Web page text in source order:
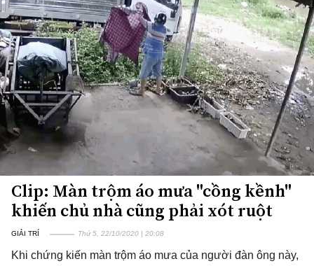
Clip: Màn trộm áo mưa "cồng kềnh"
khiến chủ nhà cũng phải xót ruột
GIẢI TRÍ Thứ 5, 22/10/2020 | 20:08
Khi chứng kiến màn trộm áo mưa của người đàn ông này,